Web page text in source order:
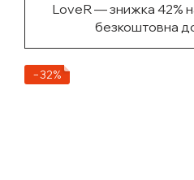
LoveR — знижка 42%
безкоштовна
−32%